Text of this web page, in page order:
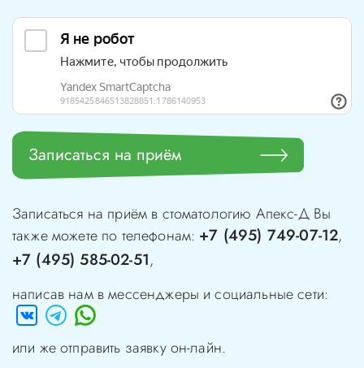
Записаться на приём
Записаться на приём в стоматологию Апекс-ДВы
также можете по телефонам: +7 (495) 749-07-12,
+7 (495) 585-02-51,
написав нам в мессенджеры и социальные сети:
или же отправить заявку он-лайн.